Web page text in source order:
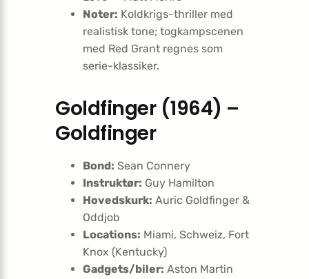
Noter: Koldkrigs-thriller med
realistisk tone; togkampscenen
med Red Grant regnes som
serie-klassiker.
Goldfinger (1964) –
Goldfinger
Bond: Sean Connery
Instruktør: Guy Hamilton
Hovedskurk: Auric Goldfinger &
Oddjob
Locations: Miami, Schweiz, Fort
Knox (Kentucky)
Gadgets/biler: Aston Martin